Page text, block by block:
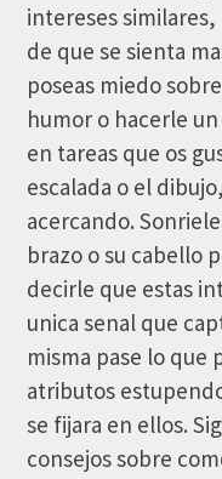
intereses
de que se sienta
poseas miedo
humor o hacerle
en tareas que os
escalada o el
acercando.
brazo o su cabello
decirle que estas
unica senal que
misma pase lo que
atributos
se fijara en ellos.
consejos sobre